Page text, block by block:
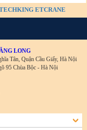
ETCRANE
LONG
Tân, Quận Cầu Giấy, Hà Nội
95 Chùa Bộc - Hà Nội